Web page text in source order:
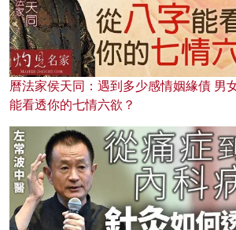
曆法家侯天同：遇到多少感情姻緣債 男
能看透你的七情六欲？